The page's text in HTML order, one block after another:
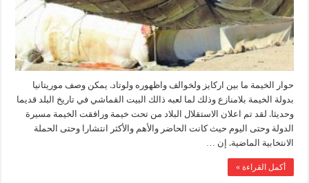
حوار الخيمة ما بين اركايز ولخوالف واظهوره ولوتاد. يمكن وصف موريتانيا
بدولة الخيمة بلامنازع وذلك لما لعبه ذالك البيت القماشي في تاريخ البلد قديما
وحديثا. لقد تم اعلان الاستقلال البلاد من تحت خيمة ورافقت الخيمة مسيرة
الدولة وحتى اليوم حيث كانت الحاضر والأهم والأكثر انتشارا وحتى الحملة
الانتخابية الماضية. إن …
أكمل القراءة »